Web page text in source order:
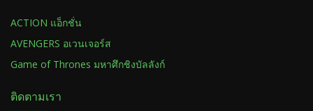
ACTION แอ็กชั่น
AVENGERS อเวนเจอร์ส
Game of Thrones มหาศึกชิงบัลลังก์
ติดตามเรา